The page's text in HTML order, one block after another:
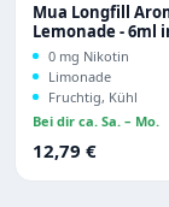
Mua Longfill
Lemonade - 6ml
Flasche
0 mg Nikotin
Limonade
Fruchtig, Kühl
Bei dir ca. Sa. – Mo.
Regulärer Preis:
12,79 €